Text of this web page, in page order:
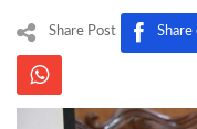
Share Post Share